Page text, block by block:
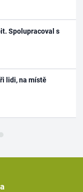
Spolupracoval s
lidi, na místě